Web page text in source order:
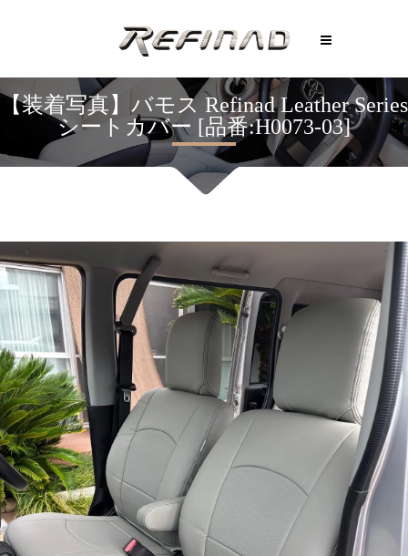
【装着写真】バモス Refinad Leather Series
シートカバー [品番:H0073-03]